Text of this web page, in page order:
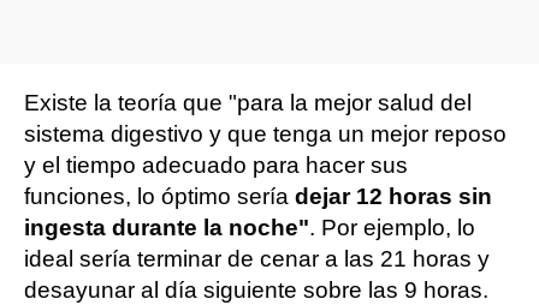
Existe la teoría que "para la mejor salud del
sistema digestivo y que tenga un mejor reposo
y el tiempo adecuado para hacer sus
funciones, lo óptimo sería dejar 12 horas sin
ingesta durante la noche". Por ejemplo, lo
ideal sería terminar de cenar a las 21 horas y
desayunar al día siguiente sobre las 9 horas.